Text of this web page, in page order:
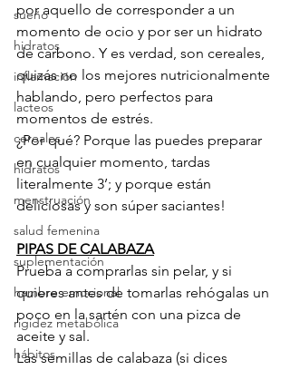
sueño
hidratos
inflamación
lacteos
cereales
hidratos
menstruación
salud femenina
suplementación
hambre emocional
rigidez metabólica
hábitos
por aquello de corresponder a un
momento de ocio y por ser un hidrato
de carbono. Y es verdad, son cereales,
quizás no los mejores nutricionalmente
hablando, pero perfectos para
momentos de estrés.
¿Por qué? Porque las puedes preparar
en cualquier momento, tardas
literalmente 3’; y porque están
deliciosas y son súper saciantes!
PIPAS DE CALABAZA
Prueba a comprarlas sin pelar, y si
quieres antes de tomarlas rehógalas un
poco en la sartén con una pizca de
aceite y sal.
Las semillas de calabaza (si dices